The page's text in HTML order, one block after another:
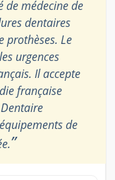
de médecine de
dentaires
prothèses. Le
urgences
Il accepte
française
de
”